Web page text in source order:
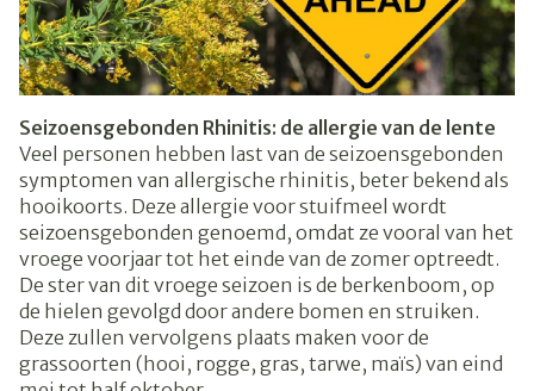
Seizoensgebonden Rhinitis: de allergie van de lente
Veel personen hebben last van de seizoensgebonden
symptomen van allergische rhinitis, beter bekend als
hooikoorts. Deze allergie voor stuifmeel wordt
seizoensgebonden genoemd, omdat ze vooral van het
vroege voorjaar tot het einde van de zomer optreedt.
De ster van dit vroege seizoen is de berkenboom, op
de hielen gevolgd door andere bomen en struiken.
Deze zullen vervolgens plaats maken voor de
grassoorten (hooi, rogge, gras, tarwe, maïs) van eind